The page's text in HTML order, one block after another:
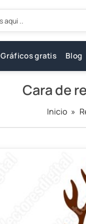
Gráficos gratis Blog
Cara de
Inicio »